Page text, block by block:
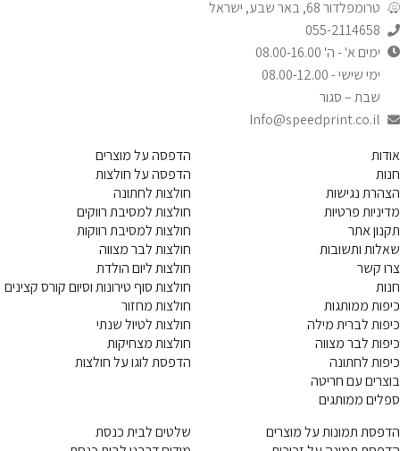
טרומפלדור 68, באר שבע, ישראל
055-2114658
ימים א' - ה' 08.00-16.00
ימי שישי - 08.00-12.00
שבת – סגור
Info@speedprint.co.il
אודות
חנות
הצהרת נגישות
מדיניות פרטיות
תקנון אתר
שאלות ותשובות
צרו קשר
חנות
כיפות ממותגות
כיפות לברית מילה
כיפות לבר מצווה
כיפות לחתונה
בוצרים עם חריטה
ספלים ממותגים
הדפסה על מוצרים
הדפסה על חולצות
חולצות לחתונה
חולצות למסיבת רווקים
חולצות למסיבת רווקות
חולצות לבר מצווה
חולצות ליום הולדת
חולצות סוף טירונות וסיום קורס קצינים
חולצות מחזור
חולצות לטיול שנתי
חולצות מצחיקות
הדפסת לוגו על חולצות
הדפסת תמונות על מוצרים
שלטים לבית כנסת